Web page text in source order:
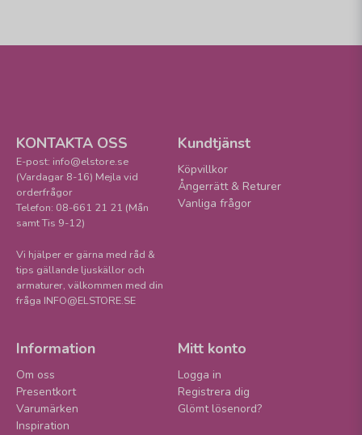
KONTAKTA OSS
E-post: info@elstore.se
(Vardagar 8-16) Mejla vid
orderfrågor
Telefon: 08-661 21 21 (Mån
samt Tis 9-12)
Vi hjälper er gärna med råd &
tips gällande ljuskällor och
armaturer, välkommen med din
fråga INFO@ELSTORE.SE
Kundtjänst
Köpvillkor
Ångerrätt & Returer
Vanliga frågor
Information
Om oss
Presentkort
Varumärken
Inspiration
Mitt konto
Logga in
Registrera dig
Glömt lösenord?